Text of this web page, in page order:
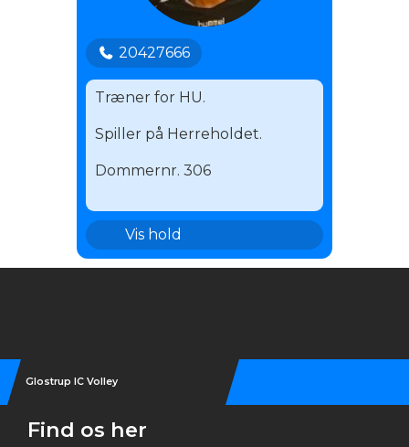
20427666
Træner for HU.
Spiller på Herreholdet.
Dommernr. 306
Vis hold
1.H
HU
Glostrup IC Volley
Find os her